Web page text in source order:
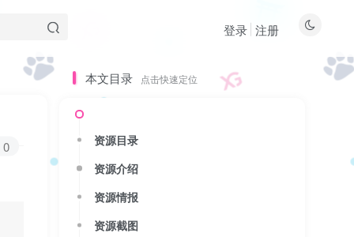
登录 注册
0
本文目录 点击快速定位
资源目录
资源介绍
资源情报
资源截图
本文目录 点击快速定位
资源目录
资源介绍
资源情报
资源截图